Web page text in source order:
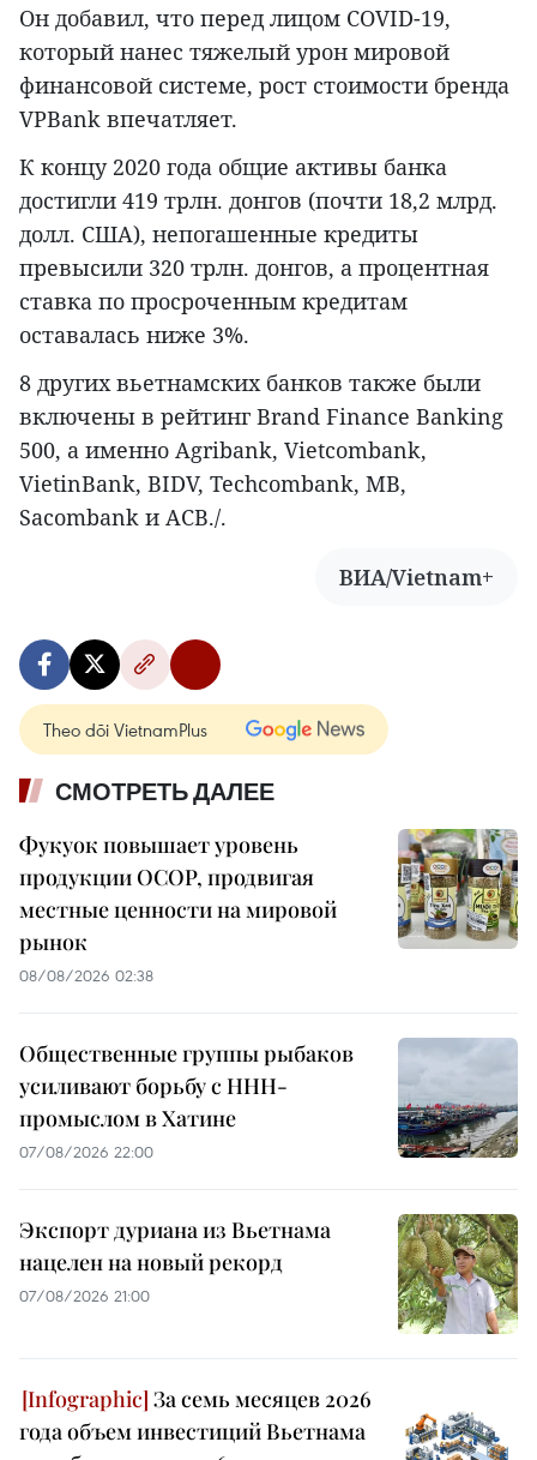
Он добавил, что перед лицом COVID-19,
который нанес тяжелый урон мировой
финансовой системе, рост стоимости бренда
VPBank впечатляет.
К концу 2020 года общие активы банка
достигли 419 трлн. донгов (почти 18,2 млрд.
долл. США), непогашенные кредиты
превысили 320 трлн. донгов, а процентная
ставка по просроченным кредитам
оставалась ниже 3%.
8 других вьетнамских банков также были
включены в рейтинг Brand Finance Banking
500, а именно Agribank, Vietcombank,
VietinBank, BIDV, Techcombank, MB,
Sacombank и ACB./.
ВИА/Vietnam+
Theo dõi VietnamPlus
СМОТРЕТЬ ДАЛЕЕ
Фукуок повышает уровень
продукции OCOP, продвигая
местные ценности на мировой
рынок
08/08/2026 02:38
Общественные группы рыбаков
усиливают борьбу с ННН-
промыслом в Хатине
07/08/2026 22:00
Экспорт дуриана из Вьетнама
нацелен на новый рекорд
07/08/2026 21:00
За семь месяцев 2026
года объем инвестиций Вьетнама